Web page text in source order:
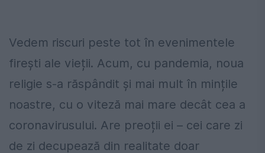
Vedem riscuri peste tot în evenimentele
firești ale vieții. Acum, cu pandemia, noua
religie s-a răspândit și mai mult în mințile
noastre, cu o viteză mai mare decât cea a
coronavirusului. Are preoții ei – cei care zi
de zi decupează din realitate doar